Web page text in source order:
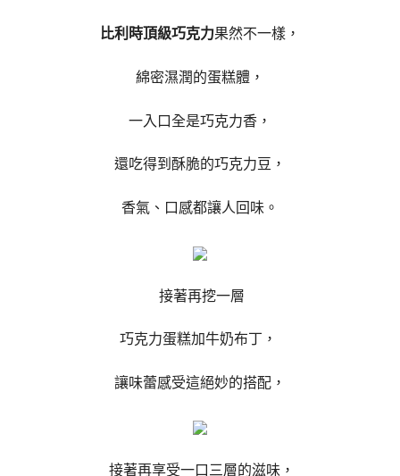
比利時頂級巧克力果然不一樣，
綿密濕潤的蛋糕體，
一入口全是巧克力香，
還吃得到酥脆的巧克力豆，
香氣、口感都讓人回味。
接著再挖一層
巧克力蛋糕加牛奶布丁，
讓味蕾感受這絕妙的搭配，
接著再享受一口三層的滋味，